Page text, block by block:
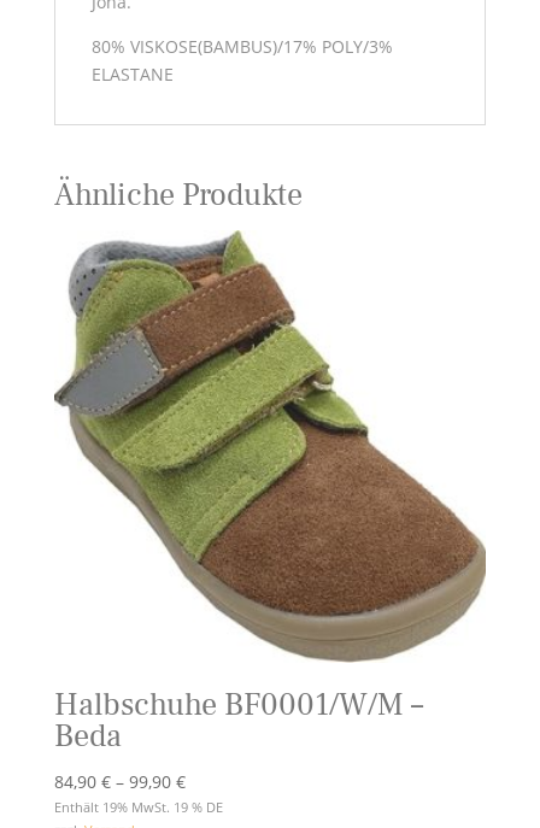
80% VISKOSE(BAMBUS)/17% POLY/3%
ELASTANE
Ähnliche Produkte
Halbschuhe BF0001/W/M –
Beda
84,90 € – 99,90 €Preisspanne:
84,90 €
Enthält 19% MwSt. 19 % DE